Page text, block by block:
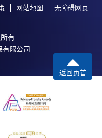
抬頭請註明「香港大
寫上課程名稱及申請
支票、報名表格及有關
名中心，信封上請註明
网站地图 无障碍网页
有
有限公司
返回页首